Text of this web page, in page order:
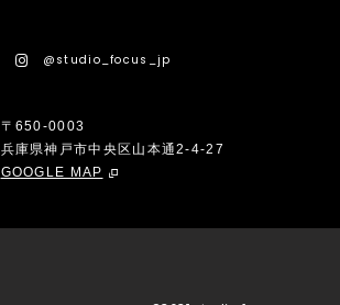
@studio_focus_jp
〒650-0003
兵庫県神戸市中央区山本通2-4-27
GOOGLE MAP